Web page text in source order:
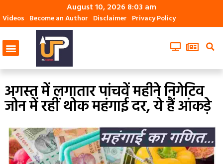
August 10, 2026 8:03 am
Videos Become an Author Disclaimer Privacy Policy
अगस्त में लगातार पांचवें महीने निगेटिव
जोन में रहीं थोक महंगाई दर, ये हैं आंकड़े